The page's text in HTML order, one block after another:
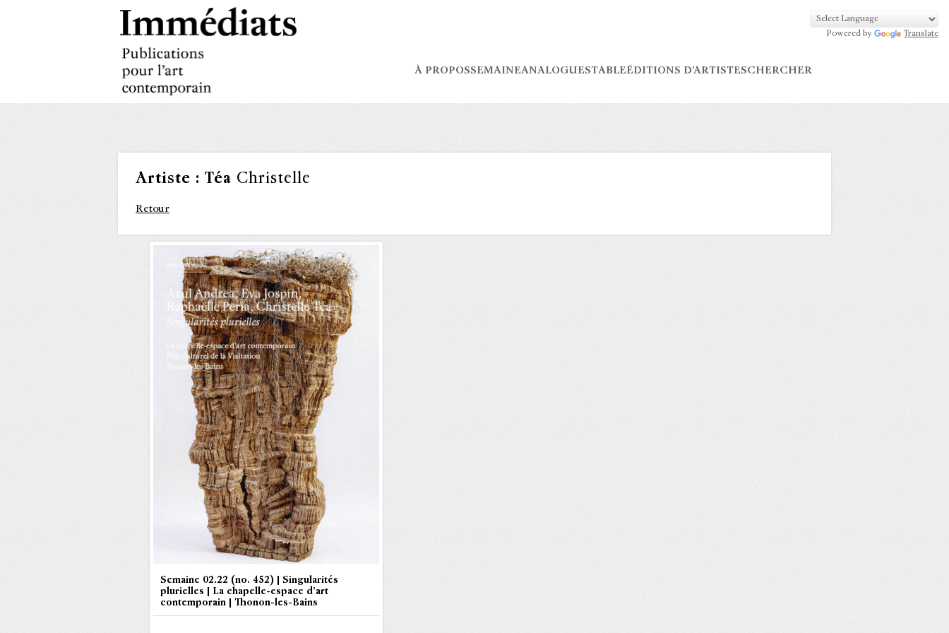
Powered by Translate
À PROPOSSEMAINEANALOGUESTABLEÉDITIONS D’ARTISTESCHERCHER
Artiste : Téa Christelle
Retour
Semaine 02.22 (no. 452) | Singularités
plurielles | La chapelle-espace d’art
contemporain | Thonon-les-Bains